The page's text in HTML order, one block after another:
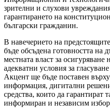
зрителни и слухови
гарантирането на
български гражданин.
В навечерието на
бъде обсъдена готовността на
местната власт за осигуряване
адекватни условия за
Акцент ще бъде поставен
информация, дигитални
средства, които да гарантират
информиран и независим